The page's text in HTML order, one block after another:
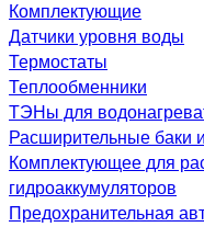
Комплектующие
Датчики уровня воды
Термостаты
Теплообменники
ТЭНы для
Расширительные баки
Комплектующее для
гидроаккумуляторов
Предохранительная